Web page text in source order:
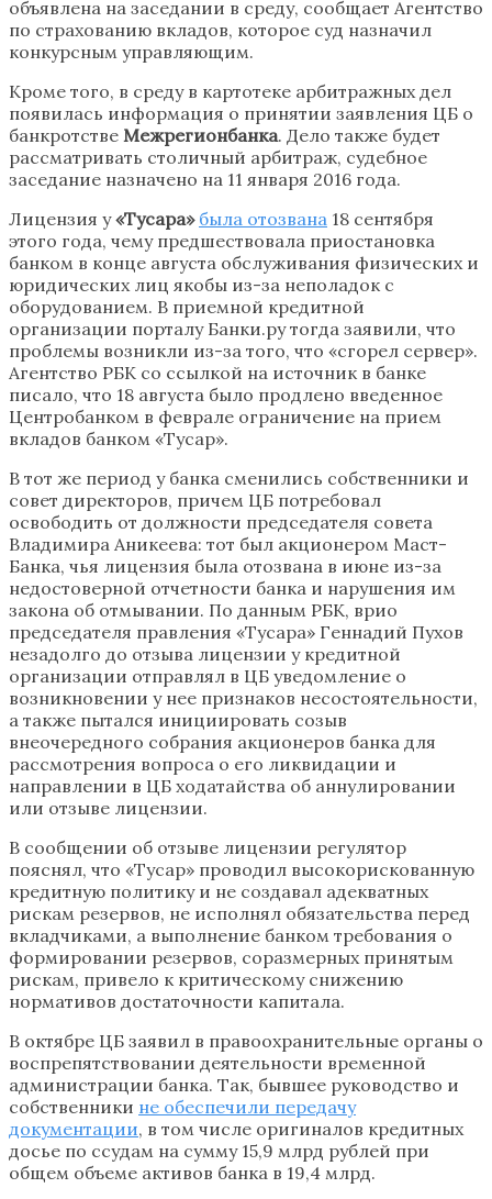
объявлена на заседании в среду, сообщает Агентство
по страхованию вкладов, которое суд назначил
конкурсным управляющим.
Кроме того, в среду в картотеке арбитражных дел
появилась информация о принятии заявления ЦБ о
банкротстве Межрегионбанка. Дело также будет
рассматривать столичный арбитраж, судебное
заседание назначено на 11 января 2016 года.
Лицензия у«Тусара» была отозвана 18 сентября
этого года, чему предшествовала приостановка
банком в конце августа обслуживания физических и
юридических лиц якобы из-за неполадок с
оборудованием. В приемной кредитной
организации порталу Банки.ру тогда заявили, что
проблемы возникли из-за того, что «сгорел сервер».
Агентство РБК со ссылкой на источник в банке
писало, что 18 августа было продлено введенное
Центробанком в феврале ограничение на прием
вкладов банком «Тусар».
В тот же период у банка сменились собственники и
совет директоров, причем ЦБ потребовал
освободить от должности председателя совета
Владимира Аникеева: тот был акционером Маст-
Банка, чья лицензия была отозвана в июне из-за
недостоверной отчетности банка и нарушения им
закона об отмывании. По данным РБК, врио
председателя правления «Тусара» Геннадий Пухов
незадолго до отзыва лицензии у кредитной
организации отправлял в ЦБ уведомление о
возникновении у нее признаков несостоятельности,
а также пытался инициировать созыв
внеочередного собрания акционеров банка для
рассмотрения вопроса о его ликвидации и
направлении в ЦБ ходатайства об аннулировании
или отзыве лицензии.
В сообщении об отзыве лицензии регулятор
пояснял, что «Тусар» проводил высокорискованную
кредитную политику и не создавал адекватных
рискам резервов, не исполнял обязательства перед
вкладчиками, а выполнение банком требования о
формировании резервов, соразмерных принятым
рискам, привело к критическому снижению
нормативов достаточности капитала.
В октябре ЦБ заявил в правоохранительные органы о
воспрепятствовании деятельности временной
администрации банка. Так, бывшее руководство и
собственники не обеспечили передачу
документации, в том числе оригиналов кредитных
досье по ссудам на сумму 15,9 млрд рублей при
общем объеме активов банка в 19,4 млрд.